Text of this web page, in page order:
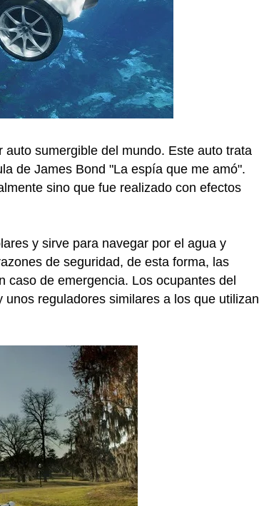
sumergible del mundo. Este auto trata
de James Bond "La espía que me amó".
sino que fue realizado con efectos
y sirve para navegar por el agua y
de seguridad, de esta forma, las
caso de emergencia. Los ocupantes del
reguladores similares a los que utilizan